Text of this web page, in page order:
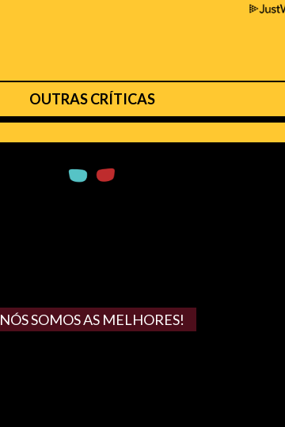
OUTRAS CRÍTICAS
NÓS SOMOS AS MELHORES!